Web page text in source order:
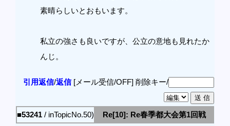
素晴らしいとおもいます。
私立の強さも良いですが、公立の意地も見れたか
んじ。
引用返信/返信[メール受信/OFF] 削除キー/
■53241 / inTopicNo.50)
Re[10]: Re春季都大会第1回戦